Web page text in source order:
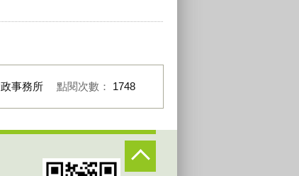
事務所 點閱次數： 1748